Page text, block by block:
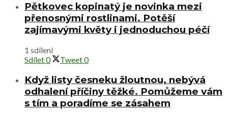
Pětkovec kopinatý je novinka mezi
přenosnými rostlinami. Potěší
zajímavými květy i jednoduchou péčí
1 sdílení
Sdílet0 Tweet0
Když listy česneku žloutnou, nebývá
odhalení příčiny těžké. Pomůžeme vám
s tím a poradíme se zásahem